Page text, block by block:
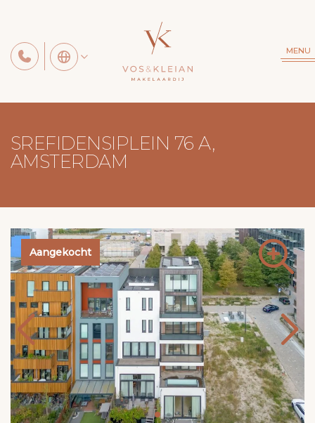
MENU
SREFIDENSIPLEIN 76 A,
AMSTERDAM
Aangekocht